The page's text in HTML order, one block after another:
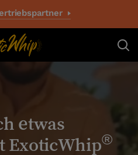
etwas
ExoticWhip®